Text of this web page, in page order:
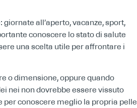
all’aperto, vacanze, sport,
conoscere lo stato di salute
una scelta utile per affrontare i
o dimensione, oppure quando
nei non dovrebbe essere vissuto
per conoscere meglio la propria pelle